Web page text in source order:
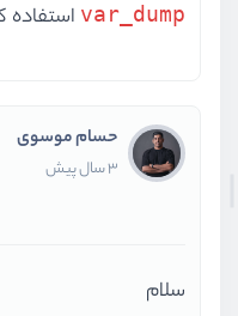
var_dump استفاده
حسام موسوی
3 سال پیش
سلام